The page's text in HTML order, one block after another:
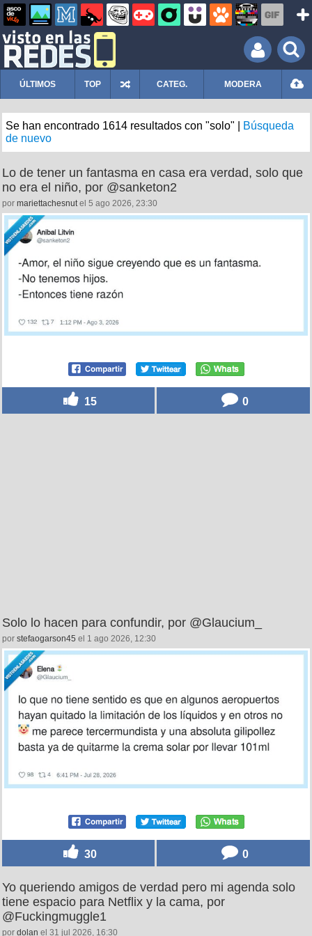
ÚLTIMOS TOP CATEG. MODERA
Se han encontrado 1614 resultados con "solo" |
Búsqueda
de nuevo
Lo de tener un fantasma en casa era verdad, solo que
no era el niño, por @sanketon2
por mariettachesnutel 5 ago 2026, 23:30
15 0
Solo lo hacen para confundir, por @Glaucium_
por stefaogarson45 el 1 ago 2026, 12:30
30 0
Yo queriendo amigos de verdad pero mi agenda solo
tiene espacio para Netflix y la cama, por
@Fuckingmuggle1
por dolan el 31 jul 2026, 16:30